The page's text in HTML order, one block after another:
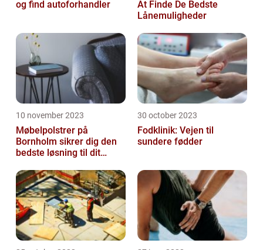
og find autoforhandler
At Finde De Bedste
Lånemuligheder
10 november 2023
Møbelpolstrer på
Bornholm sikrer dig den
bedste løsning til dit
30 october 2023
Fodklinik: Vejen til
sundere fødder